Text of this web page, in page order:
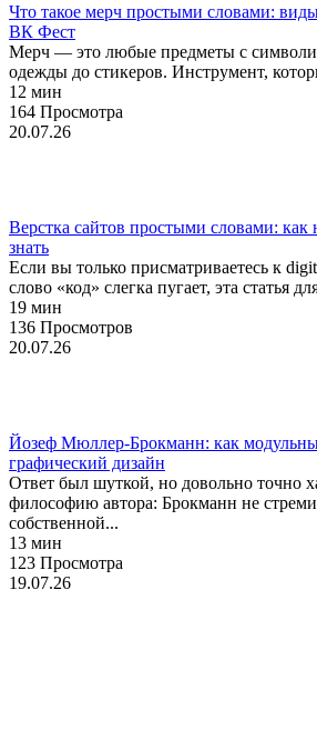
Что такое мерч простыми словами:
ВК Фест
Мерч — это любые предметы с
одежды до стикеров. Инструмент,
12 мин
164 Просмотра
20.07.26
Верстка сайтов простыми словами: как
знать
Если вы только присматриваетесь к
слово «код» слегка пугает, эта статья
19 мин
136 Просмотров
20.07.26
Йозеф Мюллер-Брокманн: как
графический дизайн
Ответ был шуткой, но довольно точно
философию автора: Брокманн не
собственной...
13 мин
123 Просмотра
19.07.26